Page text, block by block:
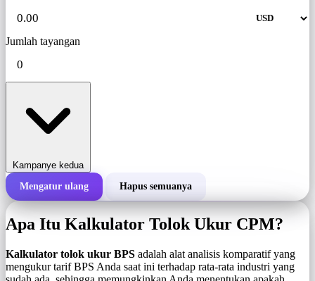
Jumlah tayangan
Kampanye kedua
Total biaya kampanye
Mengatur ulang Hapus semuanya
Apa Itu Kalkulator Tolok Ukur CPM?
Kalkulator tolok ukur BPS adalah alat analisis komparatif yang
mengukur tarif BPS Anda saat ini terhadap rata-rata industri yang